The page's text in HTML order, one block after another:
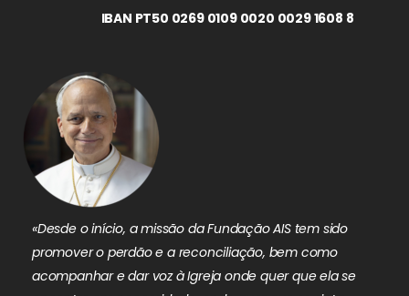
IBAN PT50 0269 0109 0020 0029 1608 8
«Desde o início, a missão da Fundação AIS tem sido
promover o perdão e a reconciliação, bem como
acompanhar e dar voz à Igreja onde quer que ela se